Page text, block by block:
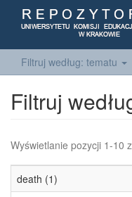
Filtruj według: tematu
Filtruj
Wyświetlanie pozycji 1-10
death (1)